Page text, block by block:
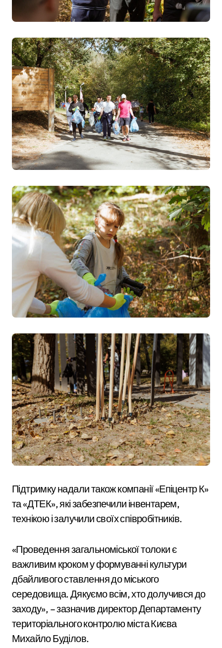
Підтримку надали також компанії «Епіцентр К»
та «ДТЕК», які забезпечили інвентарем,
технікою і залучили своїх співробітників.
«Проведення загальноміської толоки є
важливим кроком у формуванні культури
дбайливого ставлення до міського
середовища. Дякуємо всім, хто долучився до
заходу», – зазначив директор Департаменту
територіального контролю міста Києва
Михайло Буділов.